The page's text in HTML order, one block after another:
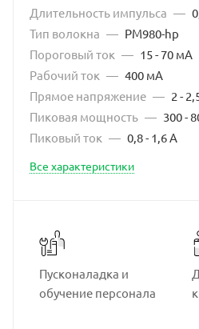
Длительность импульса —
Тип волокна — PM980-hp
Пороговый ток — 15 - 70 мА
Рабочий ток — 400 мА
Прямое напряжение — 2 -
Пиковая мощность — 300 -
Пиковый ток — 0,8 - 1,6 А
Все характеристики
Пусконаладка и
обучение персонала